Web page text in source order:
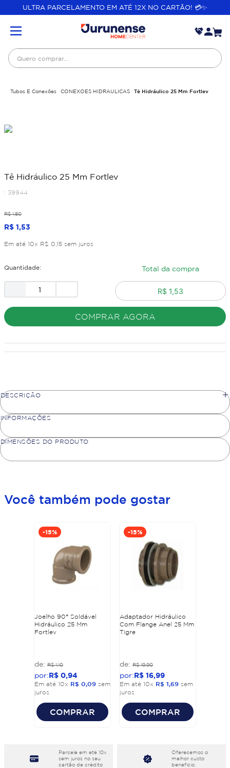
ULTRA PARCELAMENTO EM ATÉ 12X NO CARTÃO! 💳✨
Quero comprar...
Tubos E Conexões CONEXOES HIDRAULICAS Tê Hidráulico 25 Mm Fortlev
Tê Hidráulico 25 Mm Fortlev
: 39944
R$ 1,80
R$ 1,53
Em até 10x R$ 0 15 sem juros
Quantidade: Total da compra
R$ 1,53
COMPRAR AGORA
DESCRIÇÃO
INFORMAÇÕES
DIMENSÕES DO PRODUTO
Você também pode gostar
-15%
Joelho 90° Soldável
Hidráulico 25 Mm
Fortlev
R$ 1,10
R$ 0,94
Em até 10x R$ 0,09 sem
juros
COMPRAR
-15%
Adaptador Hidráulico
Com Flange Anel 25 Mm
Tigre
R$ 19,90
R$ 16,99
Em até 10x R$ 1,69 sem
juros
COMPRAR
Parcele em eté 10x
sem juros no seu
cartão de crédito
Oferecemos o
melhor custo
benefício.